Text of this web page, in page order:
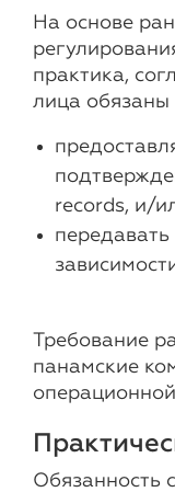
На основе
практика,
лица обязаны
records, и/
Требование
панамские
Обязанность